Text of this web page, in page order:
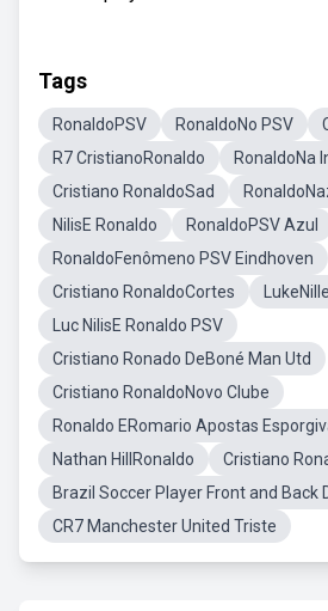
Tags
RonaldoPSV RonaldoNo PSV
R7 CristianoRonaldo
RonaldoNa
Cristiano RonaldoSad
NilisE Ronaldo
RonaldoPSV Azul
RonaldoFenômeno PSV Eindhoven
Cristiano RonaldoCortes
Luc NilisE Ronaldo PSV
Cristiano Ronado DeBoné Man Utd
Cristiano RonaldoNovo Clube
Ronaldo ERomario Apostas
Nathan HillRonaldo
Cristiano
Brazil Soccer Player Front and Back
CR7 Manchester United Triste